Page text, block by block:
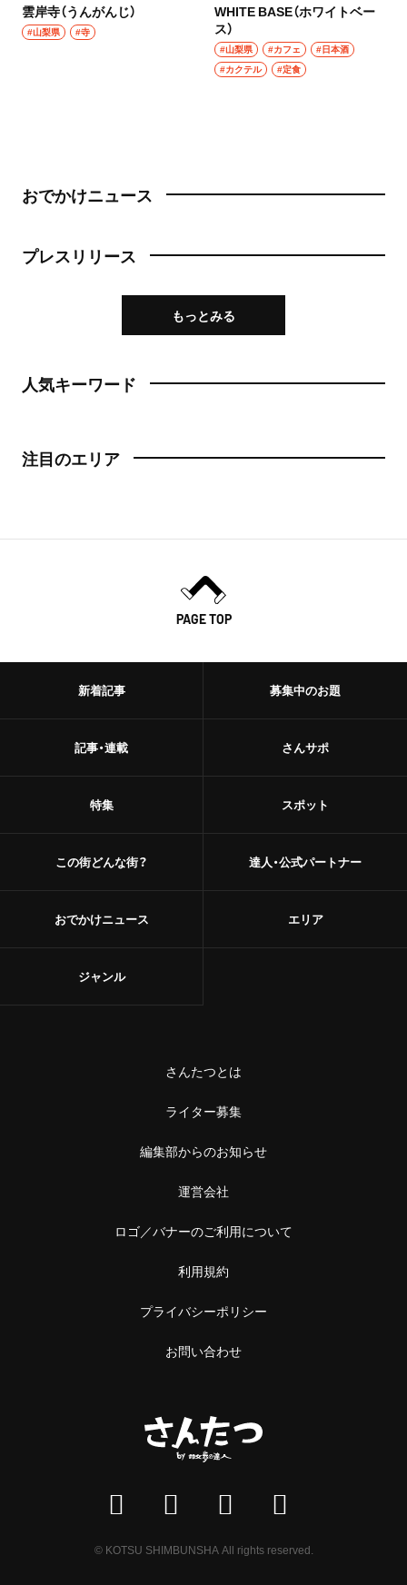
雲岸寺（うんがんじ）
#山梨県 #寺
WHITE BASE（ホワイトベー
ス）
#山梨県 #カフェ
#日本酒
#カクテル
#定食
おでかけニュース
プレスリリース
もっとみる
人気キーワード
注目のエリア
PAGE TOP
新着記事
記事・連載
特集
この街どんな街？
おでかけニュース
募集中のお題
さんサポ
スポット
達人・公式パートナー
エリア
ジャンル
さんたつとは
ライター募集
編集部からのお知らせ
運営会社
ロゴ／バナーのご利用について
利用規約
プライバシーポリシー
お問い合わせ
© KOTSU SHIMBUNSHA All rights reserved.